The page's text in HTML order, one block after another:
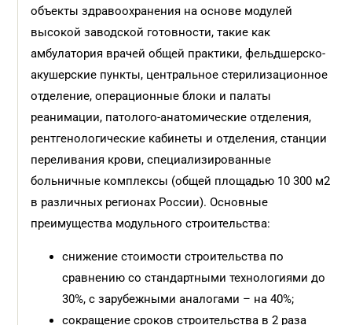
объекты здравоохранения на основе модулей
высокой заводской готовности, такие как
амбулатория врачей общей практики, фельдшерско-
акушерские пункты, центральное стерилизационное
отделение, операционные блоки и палаты
реанимации, патолого-анатомические отделения,
рентгенологические кабинеты и отделения, станции
переливания крови, специализированные
больничные комплексы (общей площадью 10 300 м2
в различных регионах России).Основные
преимущества модульного строительства:
снижение стоимости строительства по
сравнению со стандартными технологиями до
30%, с зарубежными аналогами – на 40%;
сокращение сроков строительства в 2 раза